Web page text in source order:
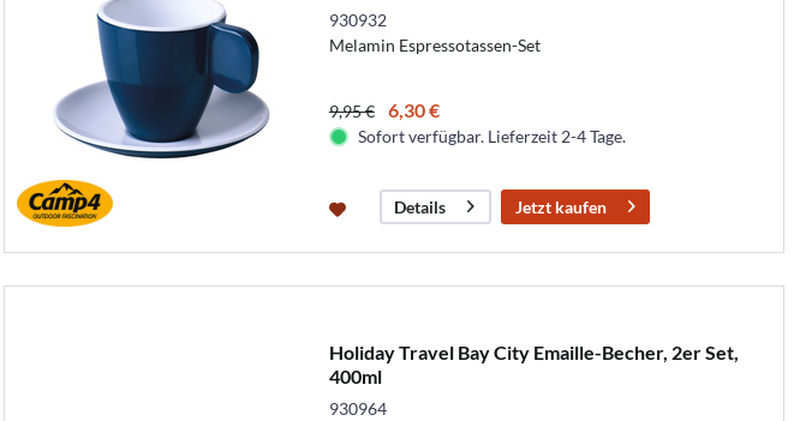
930932
Melamin Espressotassen-Set
9,95 € 6,30 €
Sofort verfügbar. Lieferzeit 2-4 Tage.
Details Jetzt kaufen
Holiday Travel Bay City Emaille-Becher, 2er Set,
400ml
930964